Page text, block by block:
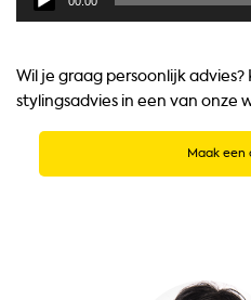
Wil je graag persoonlijk
stylingsadvies in een van onze
Maak een